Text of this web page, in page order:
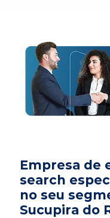
Empresa de
search
no seu
Sucupira do